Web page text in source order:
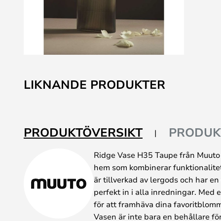
till
början
LIKNANDE PRODUKTER
PRODUKTÖVERSIKT
Ridge Vase H35 Taupe från
hem som kombinerar
är tillverkad av lergods och har
perfekt in i alla inredningar. Med
för att framhäva dina
Vasen är inte bara en behållare